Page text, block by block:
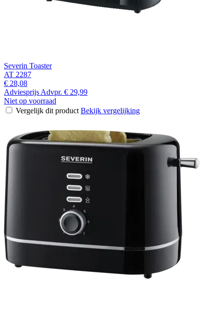
Severin Toaster
AT 2287
€ 28,08
Adviesprijs Advpr. € 29,99
Niet op voorraad
Vergelijk dit product Bekijk vergelijking